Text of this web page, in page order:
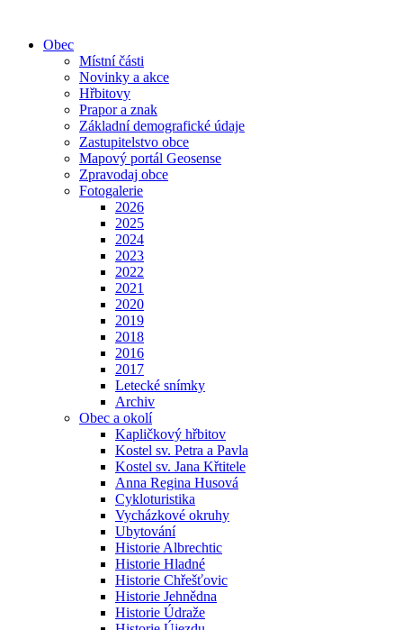
Obec
Místní části
Novinky a akce
Hřbitovy
Prapor a znak
Základní demografické údaje
Zastupitelstvo obce
Mapový portál Geosense
Zpravodaj obce
Fotogalerie
2026
2025
2024
2023
2022
2021
2020
2019
2018
2016
2017
Letecké snímky
Archiv
Obec a okolí
Kapličkový hřbitov
Kostel sv. Petra a Pavla
Kostel sv. Jana Křtitele
Anna Regina Husová
Cykloturistika
Vycházkové okruhy
Ubytování
Historie Albrechtic
Historie Hladné
Historie Chřešťovic
Historie Jehnědna
Historie Údraže